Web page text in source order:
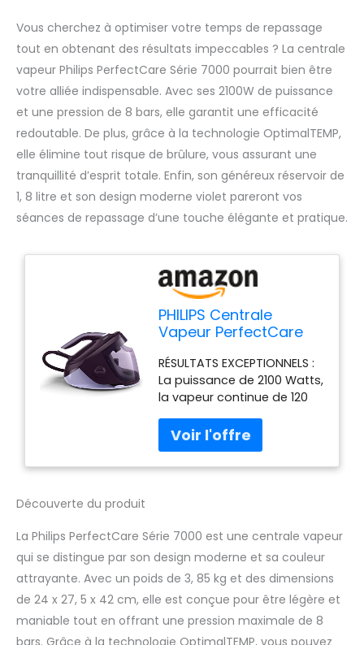
Vous cherchez à optimiser votre temps de repassage
tout en obtenant des résultats impeccables ? La centrale
vapeur Philips PerfectCare Série 7000 pourrait bien être
votre alliée indispensable. Avec ses 2100W de puissance
et une pression de 8 bars, elle garantit une efficacité
redoutable. De plus, grâce à la technologie OptimalTEMP,
elle élimine tout risque de brûlure, vous assurant une
tranquillité d’esprit totale. Enfin, son généreux réservoir de
1, 8 litre et son design moderne violet pareront vos
séances de repassage d’une touche élégante et pratique.
PHILIPS Centrale
Vapeur PerfectCare
2100W, Effet Pressing
600g, Pression 8 bars,
Technologie
OptimalTEMP, Eco,
Semelle SteamGlide
Elite, Réservoir de 1.8L,
Violet (PSG7150/30)
RÉSULTATS EXCEPTIONNELS :
La puissance de 2100 Watts,
la vapeur continue de 120
jusqu'à 600 g de la centrale
vapeur vous offrent un
repassage rapide, efficace
OptimalTEMP de nos
centrales vapeur Philips
garantit que votre fer à
repasser vapeur ne brûlera
jamais les tissus à
repasser, même s'il repose
sur vos vêtements ou votre
Découverte du produit
La Philips PerfectCare Série 7000 est une centrale vapeur
qui se distingue par son design moderne et sa couleur
attrayante. Avec un poids de 3, 85 kg et des dimensions
de 24 x 27, 5 x 42 cm, elle est conçue pour être légère et
maniable tout en offrant une pression maximale de 8